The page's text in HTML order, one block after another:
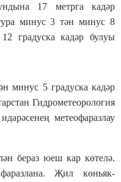
17 метрга кадәр
минус 3 тән минус 8
градуска кадәр булуы
минус 5 градуска кадәр
Гидрометеорология
метеофаразлау
бераз юеш кар көтелә.
Җил көньяк-